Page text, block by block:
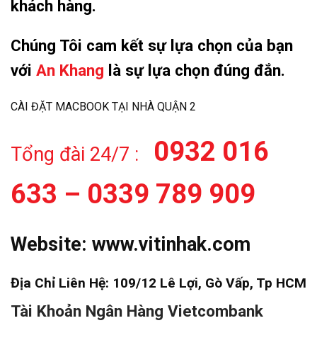
khách hàng.
Chúng Tôi cam kết sự lựa chọn của bạn
với An Khang là sự lựa chọn đúng đắn.
CÀI ĐẶT MACBOOK TẠI NHÀ QUẬN 2
Tổng đài 24/7 :
0932 016
633 – 0339 789 909
Website: www.vitinhak.com
Địa Chỉ Liên Hệ: 109/12 Lê Lợi, Gò Vấp, Tp HCM
Tài Khoản Ngân Hàng Vietcombank